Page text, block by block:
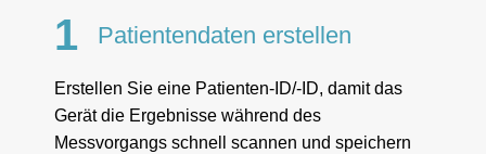
1 Patientendaten erstellen
Erstellen Sie eine Patienten-ID/-ID, damit das
Gerät die Ergebnisse während des
Messvorgangs schnell scannen und speichern